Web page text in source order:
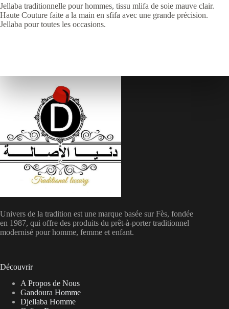
Jellaba traditionnelle pour hommes, tissu mlifa de soie mauve clair.
Haute Couture faite a la main en sfifa avec une grande précision.
Jellaba pour toutes les occasions.
Univers de la tradition est une marque basée sur Fès, fondée
en 1987, qui offre des produits du prêt-à-porter traditionnel
modernisé pour homme, femme et enfant.
Découvrir
A Propos de Nous
Gandoura Homme
Djellaba Homme